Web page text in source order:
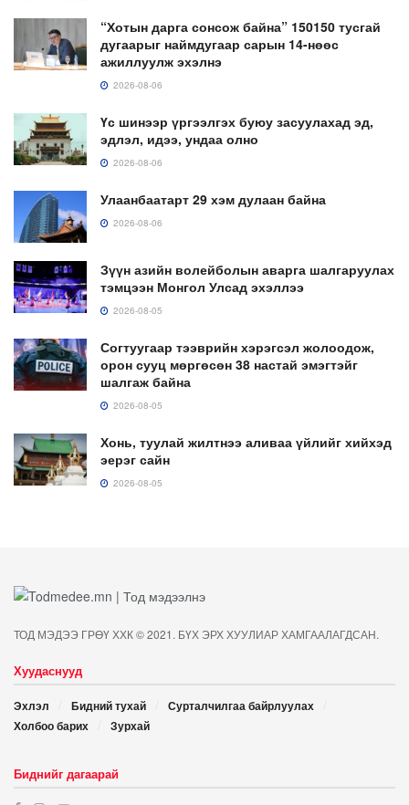
“Хотын дарга сонсож байна” 150150 тусгай
дугаарыг наймдугаар сарын 14-нөөс
ажиллуулж эхэлнэ
2026-08-06
Үс шинээр үргээлгэх буюу засуулахад эд,
эдлэл, идээ, ундаа олно
2026-08-06
Улаанбаатарт 29 хэм дулаан байна
2026-08-06
Зүүн азийн волейболын аварга шалгаруулах
тэмцээн Монгол Улсад эхэллээ
2026-08-05
Согтуугаар тээврийн хэрэгсэл жолоодож,
орон сууц мөргөсөн 38 настай эмэгтэйг
шалгаж байна
2026-08-05
Хонь, туулай жилтнээ аливаа үйлийг хийхэд
эерэг сайн
2026-08-05
ТОД МЭДЭЭ ГРӨҮ ХХК © 2021. БҮХ ЭРХ ХУУЛИАР ХАМГААЛАГДСАН.
Хуудаснууд
Эхлэл Бидний тухай
Сурталчилгаа байрлуулах
Холбоо барих
Зурхай
Биднийг дагаарай